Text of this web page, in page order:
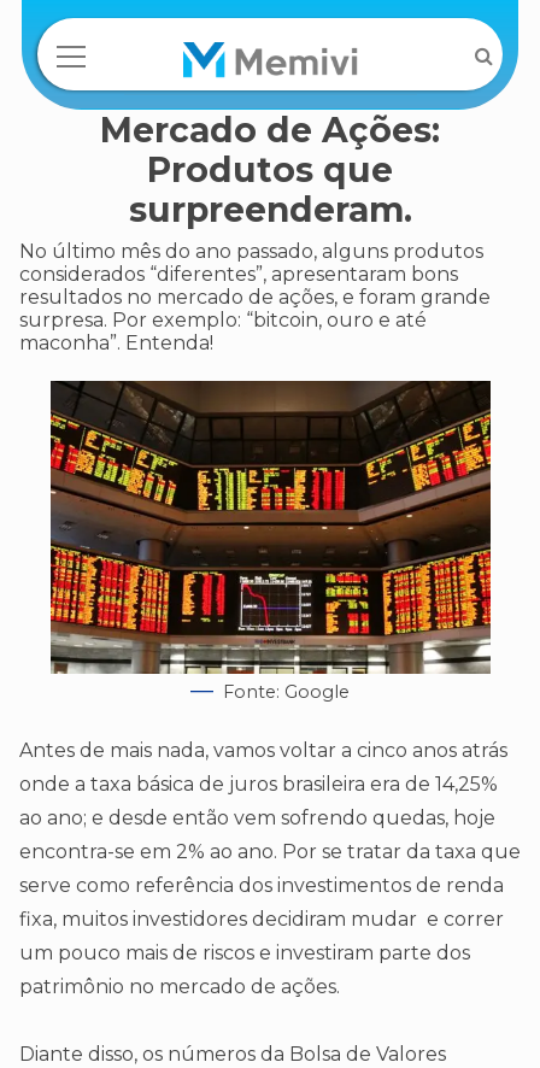
Mercado de Ações:
Produtos que
surpreenderam.
No último mês do ano passado, alguns produtos
considerados “diferentes”, apresentaram bons
resultados no mercado de ações, e foram grande
surpresa. Por exemplo: “bitcoin, ouro e até
maconha”. Entenda!
Fonte: Google
Antes de mais nada, vamos voltar a cinco anos atrás
onde a taxa básica de juros brasileira era de 14,25%
ao ano; e desde então vem sofrendo quedas, hoje
encontra-se em 2% ao ano. Por se tratar da taxa que
serve como referência dos investimentos de renda
fixa, muitos investidores decidiram mudar e correr
um pouco mais de riscos e investiram parte dos
patrimônio no mercado de ações.
Diante disso, os números da Bolsa de Valores